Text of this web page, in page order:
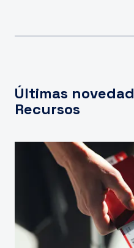
Últimas
Recursos